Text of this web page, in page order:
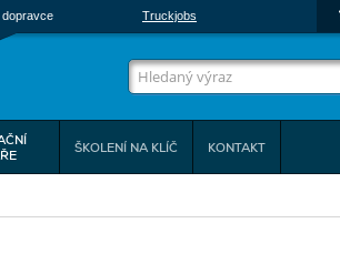
ŠKOLENÍ NA KLÍČ KONTAKT
Truckjobs